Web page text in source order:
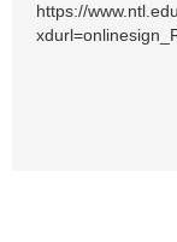
https://